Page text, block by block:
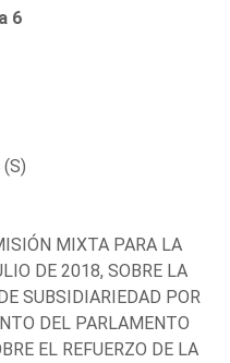
6
MIXTA PARA LA
DE 2018, SOBRE LA
SUBSIDIARIEDAD POR
DEL PARLAMENTO
EL REFUERZO DE LA